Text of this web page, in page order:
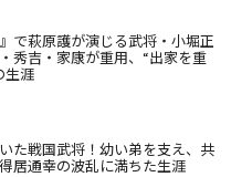
で萩原護が演じる武将・小堀正
秀吉・家康が重用、“出家を重
生涯
た戦国武将！幼い弟を支え、共
居通幸の波乱に満ちた生涯